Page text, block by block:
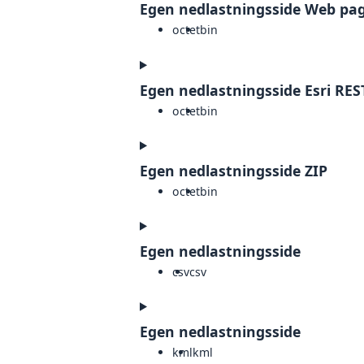
Egen nedlastningsside Web
octetbin
Egen nedlastningsside Esri
octetbin
Egen nedlastningsside ZIP
octetbin
Egen nedlastningsside
csvcsv
Egen nedlastningsside
kmlkml